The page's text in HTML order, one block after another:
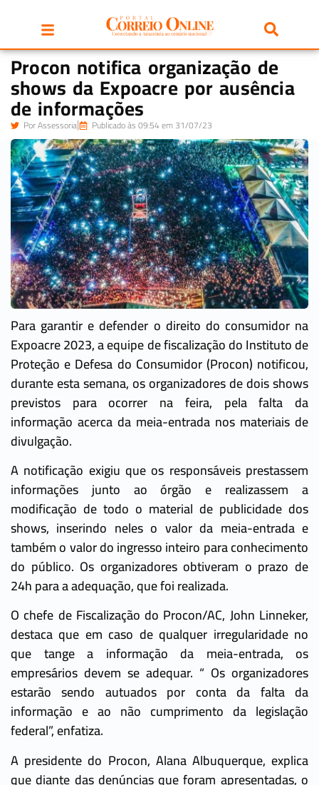
Procon notifica organização de
shows da Expoacre por ausência
de informações
PorAssessoria Publicado às 09:54 em 31/07/23
Para garantir e defender o direito do consumidor na
Expoacre 2023, a equipe de fiscalização do Instituto de
Proteção e Defesa do Consumidor (Procon) notificou,
durante esta semana, os organizadores de dois shows
previstos para ocorrer na feira, pela falta da
informação acerca da meia-entrada nos materiais de
divulgação.
A notificação exigiu que os responsáveis prestassem
informações junto ao órgão e realizassem a
modificação de todo o material de publicidade dos
shows, inserindo neles o valor da meia-entrada e
também o valor do ingresso inteiro para conhecimento
do público. Os organizadores obtiveram o prazo de
24h para a adequação, que foi realizada.
O chefe de Fiscalização do Procon/AC, John Linneker,
destaca que em caso de qualquer irregularidade no
que tange a informação da meia-entrada, os
empresários devem se adequar. “ Os organizadores
estarão sendo autuados por conta da falta da
informação e ao não cumprimento da legislação
federal”, enfatiza.
A presidente do Procon, Alana Albuquerque, explica
que diante das denúncias que foram apresentadas, o